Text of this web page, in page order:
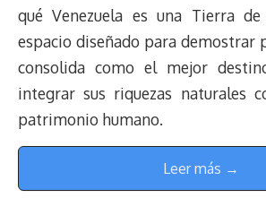
qué Venezuela es una Tierra de
espacio diseñado para demostrar
consolida como el mejor
integrar sus riquezas naturales
patrimonio humano.
Leer más →